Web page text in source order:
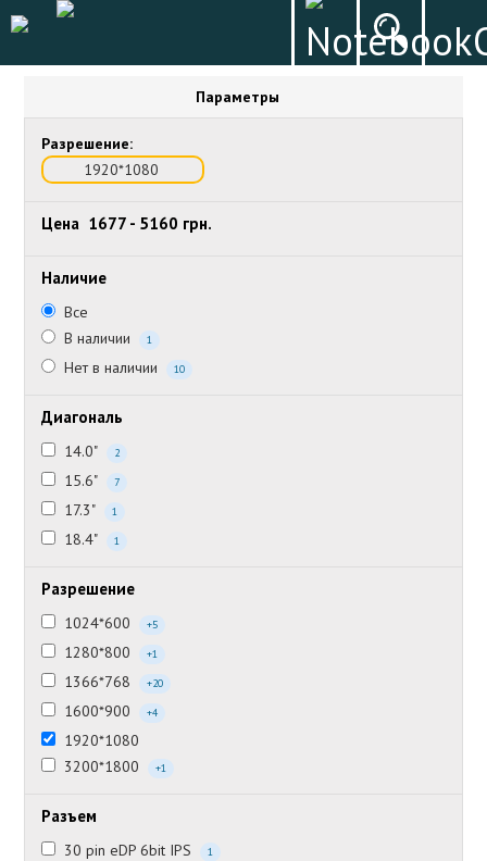
Параметры
Разрешение:
1920*1080
Цена 1677 - 5160 грн.
Наличие
Все
В наличии
1
Нет в наличии 10
Диагональ
14.0" 2
15.6" 7
17.3" 1
18.4" 1
Разрешение
1024*600 +5
1280*800 +1
1366*768 +20
1600*900 +4
1920*1080
3200*1800
+1
Разъем
30 pin eDP 6bit IPS 1